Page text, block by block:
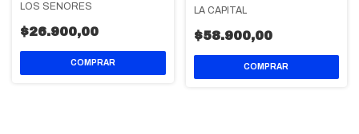
LOS SEÑORES
$26.900,00
LA CAPITAL
$58.900,00